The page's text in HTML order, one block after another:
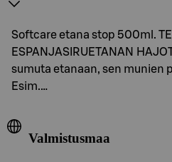
Softcare etana stop 500ml.
ESPANJASIRUETANAN
sumuta etanaan, sen munien
Esim.…
Valmistusmaa